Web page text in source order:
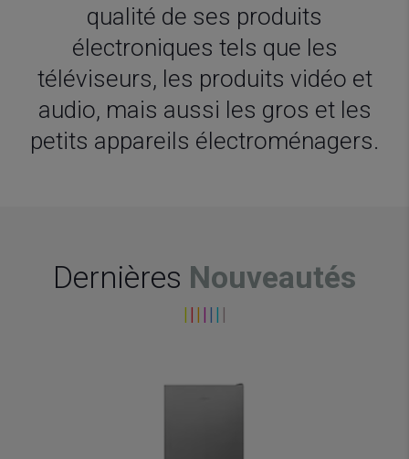
qualité de ses produits
électroniques tels que les
téléviseurs, les produits vidéo et
audio, mais aussi les gros et les
petits appareils électroménagers.
Dernières Nouveautés
IIIIII I